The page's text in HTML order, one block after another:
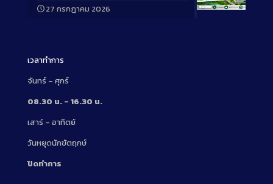
Long
27 กรกฎาคม 2026
เวลาทำการ
จันทร์ – ศุกร์
08.30 น. – 16.30 น.
เสาร์ – อาทิตย์
วันหยุดนักขัตฤกษ์
ปิดทำการ